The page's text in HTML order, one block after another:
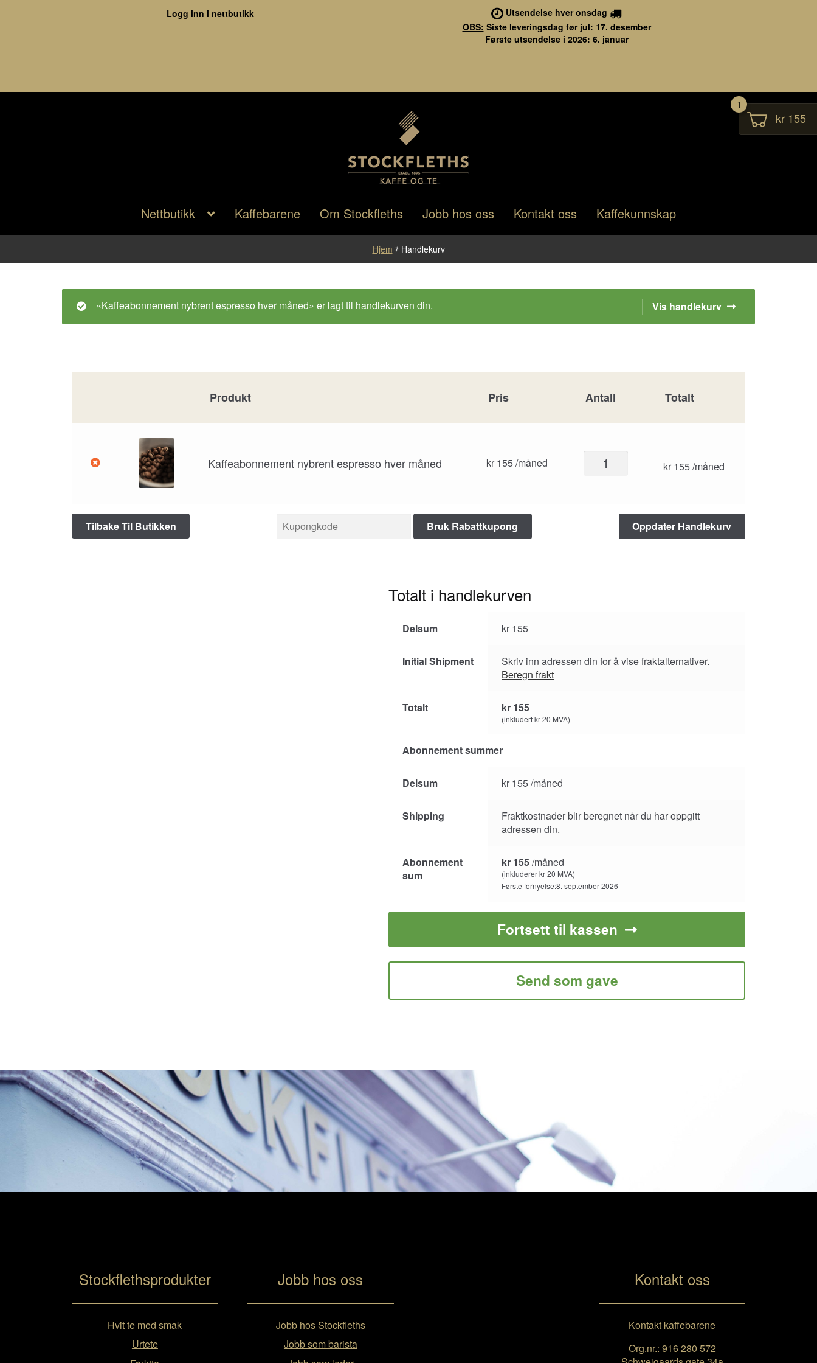
Logg inn i nettbutikk
Utsendelse hver onsdag
OBS: Siste leveringsdag før jul: 17. desember
Første utsendelse i 2026: 6. januar
Nettbutikk Kaffebarene Om Stockfleths Jobb hos oss Kontakt oss Kaffekunnskap
kr 155
1
Hjem / Handlekurv
Vis handlekurv
«Kaffeabonnement nybrent espresso hver måned» er lagt til handlekurven din.
Produkt Pris Antall Totalt
Kaffeabonnement nybrent espresso hver måned kr155/måned
Kaffeabonnement
nybrent
kr155/måned
Tilbake Til Butikken
Totalt i handlekurven
Delsum kr 155
Initial Shipment
Skriv inn adressen din for å vise fraktalternativer.
Beregn frakt
Totalt kr 155
(inkludertkr20 MVA)
Abonnement summer
Delsum kr 155/måned
Shipping
Fraktkostnader blir beregnet når du har oppgitt
adressen din.
Abonnement
sum
kr 155/måned
(inkludererkr20 MVA)
Første fornyelse:8. september 2026
Fortsett til kassen
Send som gave
Stockflethsprodukter
Hvit te med smak
Urtete
Jobb hos oss
Jobb hos Stockfleths
Jobb som barista
Kontakt oss
Kontakt kaffebarene
Org.nr.: 916 280 572